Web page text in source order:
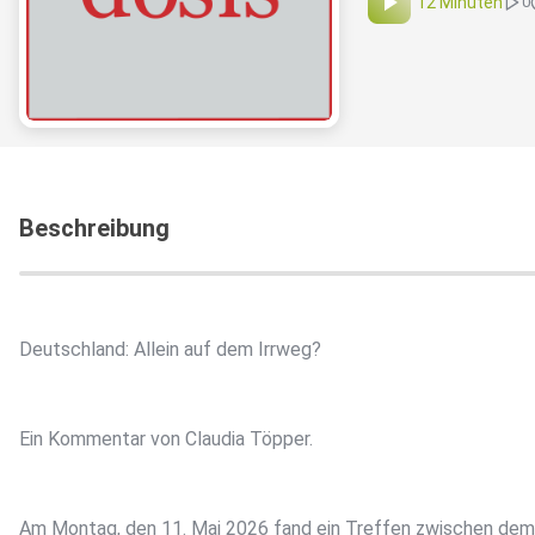
Beschreibung
Deutschland: Allein auf dem Irrweg?
Ein Kommentar von Claudia Töpper.
Am Montag, den 11. Mai 2026 fand ein Treffen zwischen dem